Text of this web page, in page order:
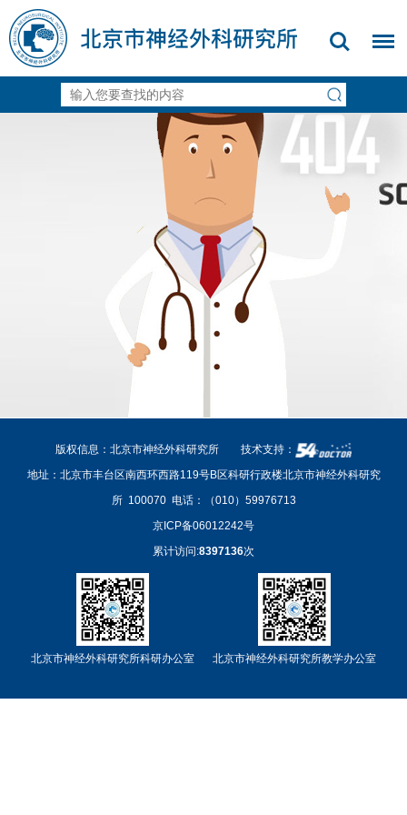
版权信息：北京市神经外科研究所 技术支持：
地址：北京市丰台区南西环西路119号B区科研行政楼北京市神经外科研究
所 100070 电话：（010）59976713
京ICP备06012242号
累计访问:8397136次
北京市神经外科研究所科研办公室 北京市神经外科研究所教学办公室